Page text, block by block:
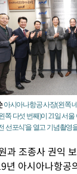
아시아나항공 사장(왼쪽
쪽 다섯 번째)이 21일 서
선포식'을 열고 기념촬영
과 조종사 권익
년 아시아나항공